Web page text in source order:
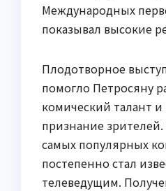
Международных
показывал высокие
Плодотворное
помогло Петросяну
комический талант и
признание
самых популярных
постепенно стал
телеведущим.